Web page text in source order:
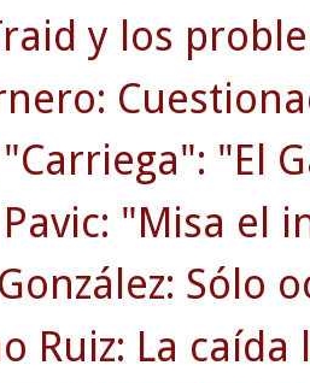
y los
"El
"Misa el
Sólo
Ruiz: La